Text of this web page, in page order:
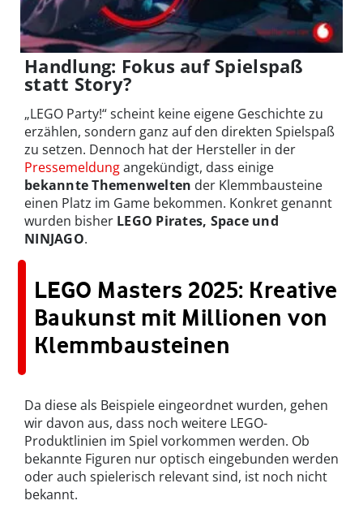
Handlung: Fokus auf Spielspaß
statt Story?
„LEGO Party!“ scheint keine eigene Geschichte zu
erzählen, sondern ganz auf den direkten Spielspaß
zu setzen. Dennoch hat der Hersteller in der
Pressemeldungangekündigt, dass einige
bekannte Themenwelten der Klemmbausteine
einen Platz im Game bekommen. Konkret genannt
wurden bisher LEGO Pirates, Space und
NINJAGO.
LEGO Masters 2025: Kreative
Baukunst mit Millionen von
Klemmbausteinen
Da diese als Beispiele eingeordnet wurden, gehen
wir davon aus, dass noch weitere LEGO-
Produktlinien im Spiel vorkommen werden. Ob
bekannte Figuren nur optisch eingebunden werden
oder auch spielerisch relevant sind, ist noch nicht
bekannt.